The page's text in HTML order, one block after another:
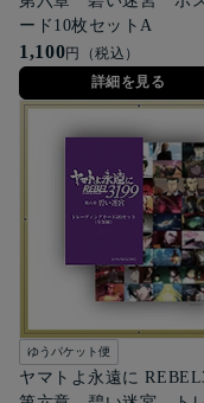
ード10枚セットA
1,100円（税込）
詳細を見る
ゆうパケット便
ヤマトよ永遠に